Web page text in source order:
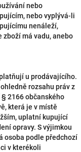
nebo
nebo vyplývá-li
nenáleží,
má vadu, anebo
u prodávajícího.
rozsahu práv z
2166 občanského
která je v místě
uplatní kupující
opravy. S výjimkou
osoba podle předchozí
v kterékoli